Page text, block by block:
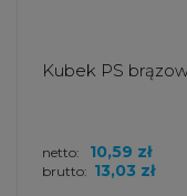
Kubek PS
brutto: 13,03 zł
netto: 10,59 zł